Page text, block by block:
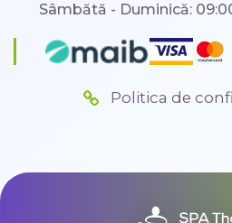
Sâmbătă - Duminică:
Politica de